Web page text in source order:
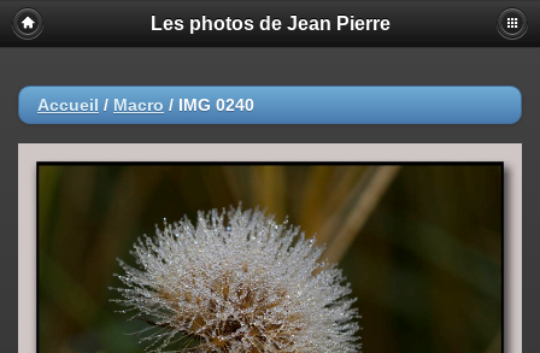
Les photos de Jean Pierre
Accueil / Macro / IMG 0240